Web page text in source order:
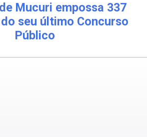
Mucuri empossa 337
seu último Concurso
Público